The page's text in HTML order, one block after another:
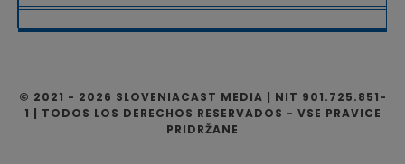
© 2021 - 2026 SLOVENIACAST MEDIA | NIT 901.725.851-
1 | TODOS LOS DERECHOS RESERVADOS - VSE PRAVICE
PRIDRŽANE